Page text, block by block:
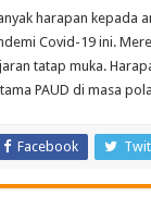
harapan kepada
Covid-19 ini.
tatap muka.
PAUD di masa
Facebook